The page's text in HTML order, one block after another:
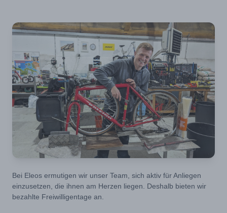
Bei Eleos ermutigen wir unser Team, sich aktiv für Anliegen
einzusetzen, die ihnen am Herzen liegen. Deshalb bieten wir
bezahlte Freiwilligentage an.